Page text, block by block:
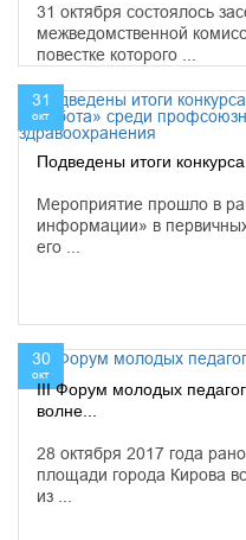
31 октября состоялось
межведомственной
повестке которого ...
31
окт
Подведены итоги
Мероприятие прошло в
информации» в
его ...
30
окт
III Форум молодых
волне...
28 октября 2017 года
площади города Кирова
из ...